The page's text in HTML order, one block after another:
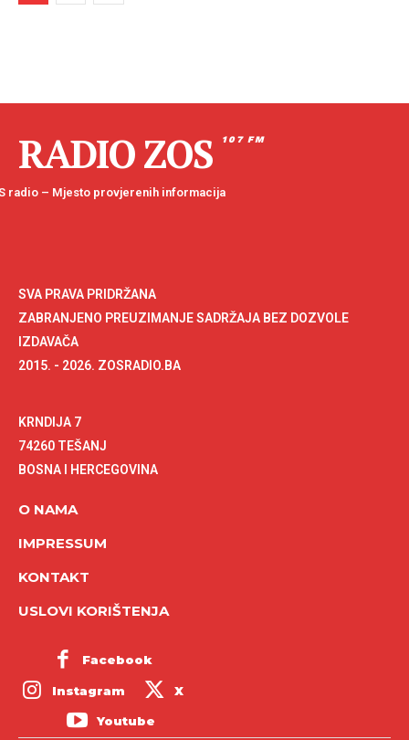
RADIO ZOS 107 FM
radio – Mjesto provjerenih informacija
SVA PRAVA PRIDRŽANA
ZABRANJENO PREUZIMANJE SADRŽAJA BEZ DOZVOLE
IZDAVAČA
2015. - 2026. ZOSRADIO.BA
KRNDIJA 7
74260 TEŠANJ
BOSNA I HERCEGOVINA
O NAMA
IMPRESSUM
KONTAKT
USLOVI KORIŠTENJA
Facebook
Instagram X
Youtube